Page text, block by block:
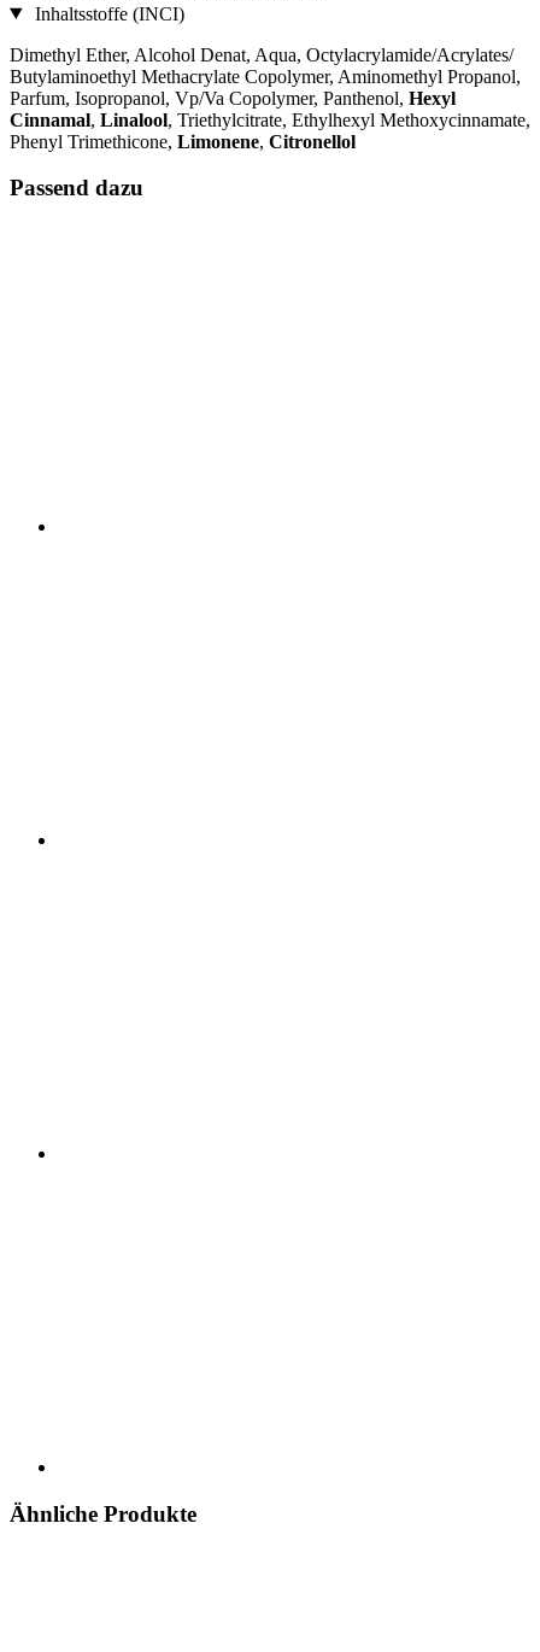
Inhaltsstoffe (INCI)
Dimethyl Ether, Alcohol Denat, Aqua, Octylacrylamide/Acrylates/
Butylaminoethyl Methacrylate Copolymer, Aminomethyl Propanol,
Parfum, Isopropanol, Vp/Va Copolymer, Panthenol, Hexyl
Cinnamal, Linalool, Triethylcitrate, Ethylhexyl Methoxycinnamate,
Phenyl Trimethicone, Limonene, Citronellol
Passend dazu
Ähnliche Produkte